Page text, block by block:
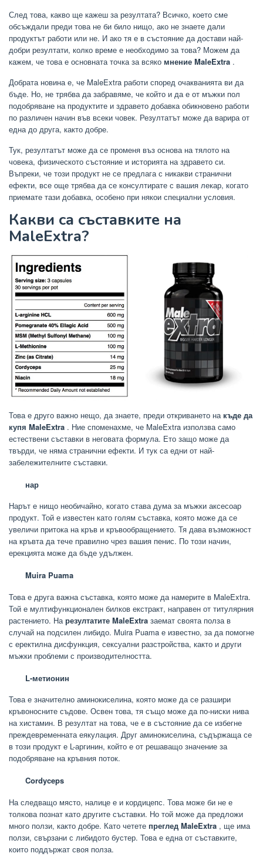
След това, какво ще кажеш за резултата? Всичко, което сме
обсъждали преди това не би било нищо, ако не знаете дали
продуктът работи или не. И ако тя е в състояние да достави най-
добри резултати, колко време е необходимо за това? Можем да
кажем, че това е основната точка за всяко мнение MaleExtra .
Добрата новина е, че MaleExtra работи според очакванията ви да
бъде. Но, не трябва да забравяме, че който и да е от мъжки пол
подобряване на продуктите и здравето добавка обикновено работи
по различен начин във всеки човек. Резултатът може да варира от
една до друга, както добре.
Тук, резултатът може да се променя въз основа на тялото на
човека, физическото състояние и историята на здравето си.
Въпреки, че този продукт не се предлага с никакви странични
ефекти, все още трябва да се консултирате с вашия лекар, когато
приемате тази добавка, особено при някои специални условия.
Какви са съставките на
MaleExtra?
Това е друго важно нещо, да знаете, преди откриването на къде да
купя MaleExtra . Ние споменахме, че MaleExtra използва само
естествени съставки в неговата формула. Ето защо може да
твърди, че няма странични ефекти. И тук са едни от най-
забележителните съставки.
нар
Нарът е нищо необичайно, когато става дума за мъжки аксесоар
продукт. Той е известен като голям съставка, която може да се
увеличи притока на кръв и кръвообращението. Тя дава възможност
на кръвта да тече правилно чрез вашия пенис. По този начин,
ерекцията може да бъде удължен.
Muira Puama
Това е друга важна съставка, която може да намерите в MaleExtra.
Той е мултифункционален билков екстракт, направен от титулярния
растението. На резултатите MaleExtra заемат своята полза в
случай на подсилен либидо. Muira Puama е известно, за да помогне
с еректилна дисфункция, сексуални разстройства, както и други
мъжки проблеми с производителността.
L-метионин
Това е значително аминокиселина, която може да се разшири
кръвоносните съдове. Освен това, тя също може да по-ниски нива
на хистамин. В резултат на това, че е в състояние да се избегне
преждевременната еякулация. Друг аминокиселина, съдържаща се
в този продукт е L-аргинин, който е от решаващо значение за
подобряване на кръвния поток.
Cordyceps
На следващо място, налице е и кордицепс. Това може би не е
толкова познат като другите съставки. Но той може да предложи
много ползи, както добре. Като четете преглед MaleExtra , ще има
ползи, свързани с либидото бустер. Това е една от съставките,
които поддържат своя полза.